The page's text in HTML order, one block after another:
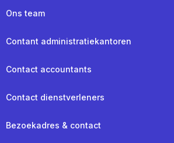
Ons team
Contant administratiekantoren
Contact accountants
Contact dienstverleners
Bezoekadres & contact